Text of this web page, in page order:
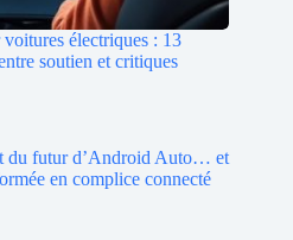
électriques : 13
soutien et critiques
du futur d’Android Auto… et
en complice connecté